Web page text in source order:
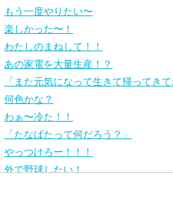
もう一度やりたい〜
楽しかった〜！
わたしのまねして！！
あの家電を大量生産！？
「また元気になって生きて帰ってき
何色かな？
わぁ〜冷た！！
「たなばたって何だろう？」
やっつけろー！！！
外で野球したい！